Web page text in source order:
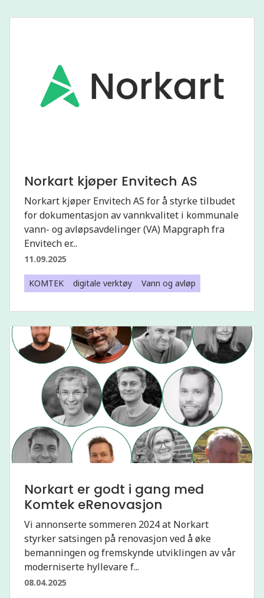
Norkart kjøper Envitech AS
Norkart kjøper Envitech AS for å styrke tilbudet
for dokumentasjon av vannkvalitet i kommunale
vann- og avløpsavdelinger (VA) Mapgraph fra
Envitech er...
11.09.2025
KOMTEK digitale verktøy Vann og avløp
Norkart er godt i gang med
Komtek eRenovasjon
Vi annonserte sommeren 2024 at Norkart
styrker satsingen på renovasjon ved å øke
bemanningen og fremskynde utviklingen av vår
moderniserte hyllevare f...
08.04.2025